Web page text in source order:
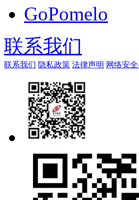
GoPomelo
联系我们
联系我们 隐私政策 法律声明 网络安